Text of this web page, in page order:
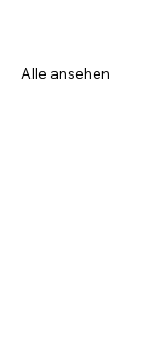
Alle ansehen